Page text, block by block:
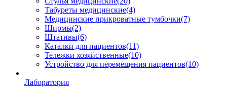
Табуреты медицинские(4)
Медицинские прикроватные тумбочки(7)
Ширмы(2)
Штативы(6)
Каталки для пациентов(11)
Тележки хозяйственные(10)
Устройство для перемещения пациентов(10)
Лаборатория